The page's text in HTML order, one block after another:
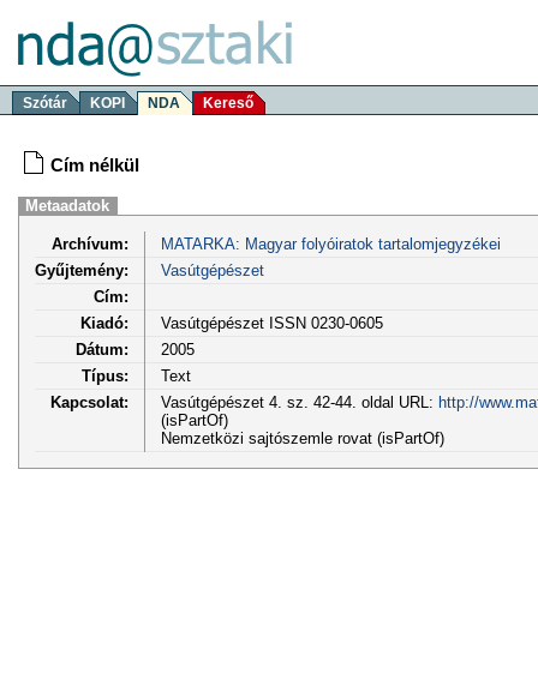
Szótár KOPI NDA Kereső
Cím nélkül
Metaadatok
Archívum:
MATARKA: Magyar folyóiratok tartalomjegyzékei
Gyűjtemény:
Vasútgépészet
Cím:
Kiadó:
Vasútgépészet ISSN 0230-0605
Dátum:
2005
Típus:
Text
Kapcsolat:
Vasútgépészet 4. sz. 42-44. oldal URL: http://
(isPartOf)
Nemzetközi sajtószemle rovat (isPartOf)